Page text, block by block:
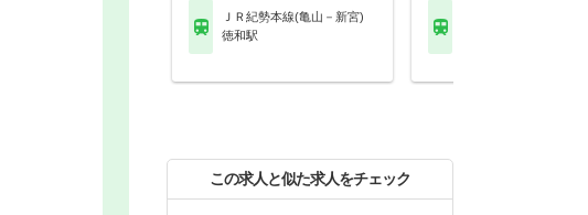
ＪＲ紀勢本線(亀山－新宮)
徳和駅
この求人と似た求人をチェック